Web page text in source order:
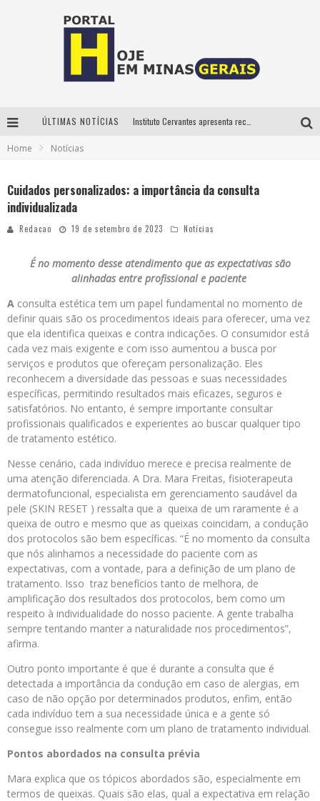
ÚLTIMAS NOTÍCIAS
Home Notícias
Cuidados personalizados: a importância da consulta
individualizada
Redacao 19 de setembro de 2023 Notícias
É no momento desse atendimento que as expectativas são
alinhadas entre profissional e paciente
A consulta estética tem um papel fundamental no momento de
definir quais são os procedimentos ideais para oferecer, uma vez
que ela identifica queixas e contra indicações. O consumidor está
cada vez mais exigente e com isso aumentou a busca por
serviços e produtos que ofereçam personalização. Eles
reconhecem a diversidade das pessoas e suas necessidades
específicas, permitindo resultados mais eficazes, seguros e
satisfatórios. No entanto, é sempre importante consultar
profissionais qualificados e experientes ao buscar qualquer tipo
de tratamento estético.
Nesse cenário, cada indivíduo merece e precisa realmente de
uma atenção diferenciada. A Dra. Mara Freitas, fisioterapeuta
dermatofuncional, especialista em gerenciamento saudável da
pele (SKIN RESET ) ressalta que a queixa de um raramente é a
queixa de outro e mesmo que as queixas coincidam, a condução
dos protocolos são bem específicas. “É no momento da consulta
que nós alinhamos a necessidade do paciente com as
expectativas, com a vontade, para a definição de um plano de
tratamento. Isso traz benefícios tanto de melhora, de
amplificação dos resultados dos protocolos, bem como um
respeito à individualidade do nosso paciente. A gente trabalha
sempre tentando manter a naturalidade nos procedimentos”,
afirma.
Outro ponto importante é que é durante a consulta que é
detectada a importância da condução em caso de alergias, em
caso de não opção por determinados produtos, enfim, então
cada indivíduo tem a sua necessidade única e a gente só
consegue isso realmente com um plano de tratamento individual.
Pontos abordados na consulta prévia
Mara explica que os tópicos abordados são, especialmente em
termos de queixas. Quais são elas, qual a expectativa em relação